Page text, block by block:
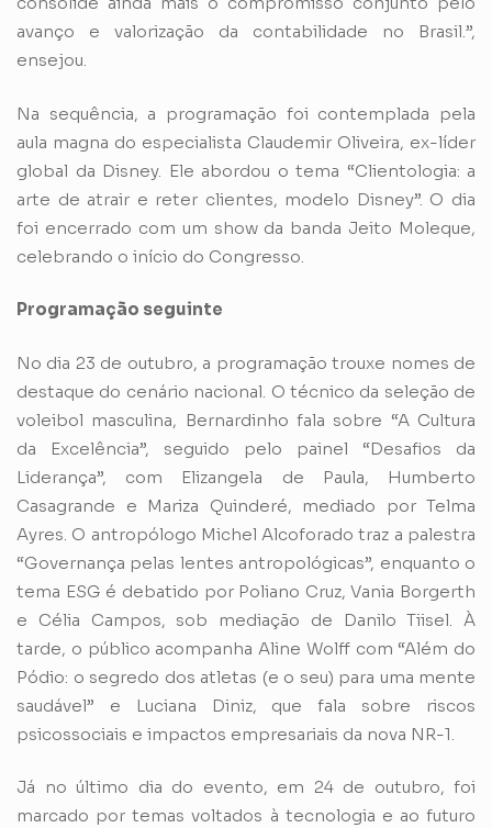
avanço e valorização da contabilidade no Brasil.”,
ensejou.
Na sequência, a programação foi contemplada pela
aula magna do especialista Claudemir Oliveira, ex-líder
global da Disney. Ele abordou o tema “Clientologia: a
arte de atrair e reter clientes, modelo Disney”. O dia
foi encerrado com um show da banda Jeito Moleque,
celebrando o início do Congresso.
Programação seguinte
No dia 23 de outubro, a programação trouxe nomes de
destaque do cenário nacional. O técnico da seleção de
voleibol masculina, Bernardinho fala sobre “A Cultura
da Excelência”, seguido pelo painel “Desafios da
Liderança”, com Elizangela de Paula, Humberto
Casagrande e Mariza Quinderé, mediado por Telma
Ayres. O antropólogo Michel Alcoforado traz a palestra
“Governança pelas lentes antropológicas”, enquanto o
tema ESG é debatido por Poliano Cruz, Vania Borgerth
e Célia Campos, sob mediação de Danilo Tiisel. À
tarde, o público acompanha Aline Wolff com “Além do
Pódio: o segredo dos atletas (e o seu) para uma mente
saudável” e Luciana Diniz, que fala sobre riscos
psicossociais e impactos empresariais da nova NR-1.
Já no último dia do evento, em 24 de outubro, foi
marcado por temas voltados à tecnologia e ao futuro